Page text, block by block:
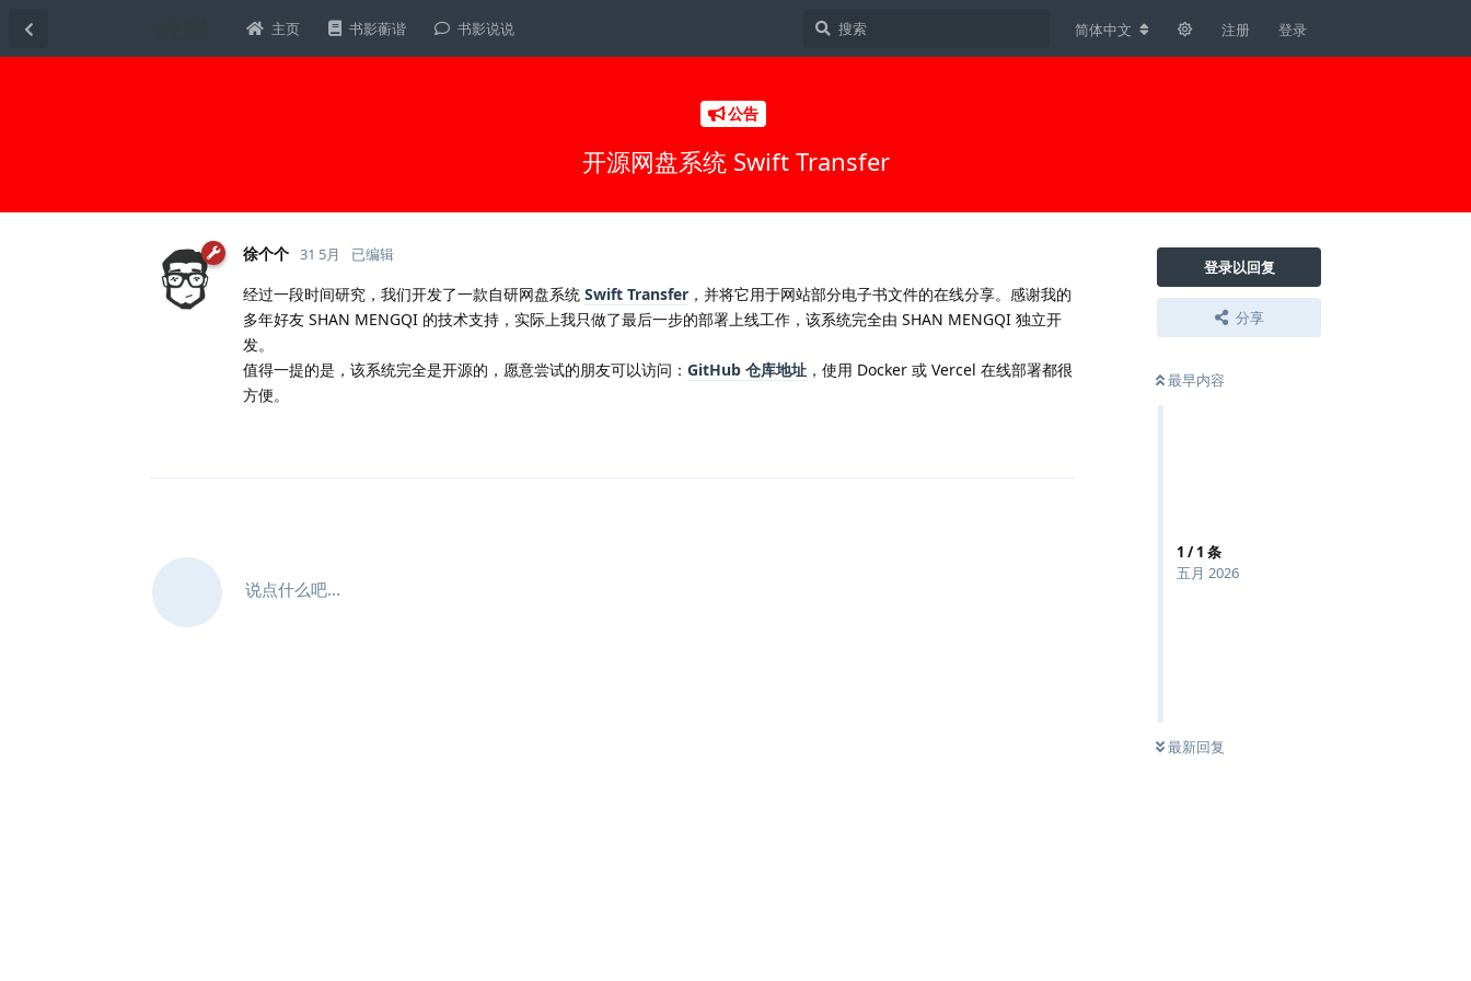
主页 书影蘅谐 书影说说 简体中文 注册 登录
公告
开源网盘系统 Swift Transfer
登录以回复
分享
最早内容
1 /1 条
五月 2026
最新回复
徐个个 31 5月 已编辑
经过一段时间研究，我们开发了一款自研网盘系统 Swift Transfer ，并将它用于网站部分电子书文件的在线分享。感谢我的
多年好友 SHAN MENGQI 的技术支持，实际上我只做了最后一步的部署上线工作，该系统完全由 SHAN MENGQI 独立开
发。
值得一提的是，该系统完全是开源的，愿意尝试的朋友可以访问： GitHub 仓库地址 ，使用 Docker 或 Vercel 在线部署都很
方便。
说点什么吧...